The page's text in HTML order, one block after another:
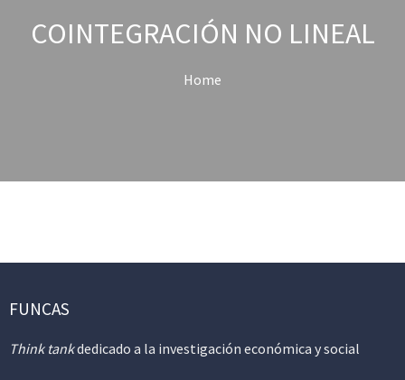
COINTEGRACIÓN NO LINEAL
Home
FUNCAS
Think tankdedicado a la investigación económica y social